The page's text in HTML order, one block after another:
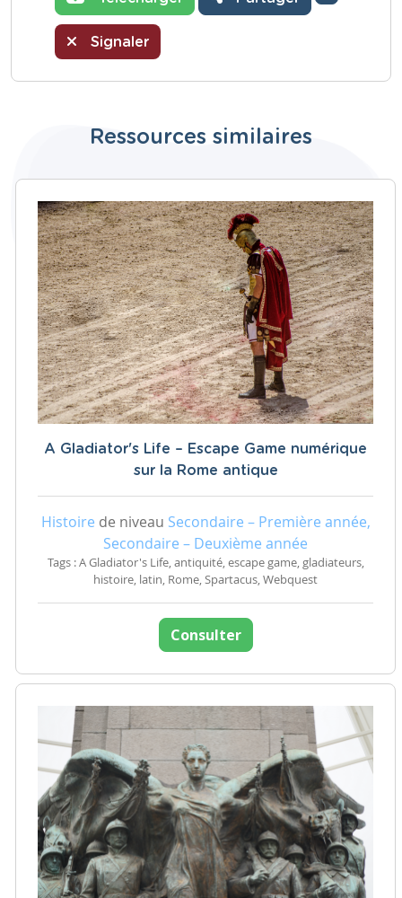
Signaler
Ressources similaires
A Gladiator's Life – Escape Game numérique
sur la Rome antique
Histoire de niveau Secondaire – Première année,
Secondaire – Deuxième année
Tags : A Gladiator's Life, antiquité, escape game, gladiateurs,
histoire, latin, Rome, Spartacus, Webquest
Consulter